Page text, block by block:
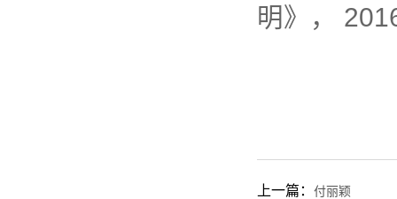
明》，
上一篇： 付丽颖